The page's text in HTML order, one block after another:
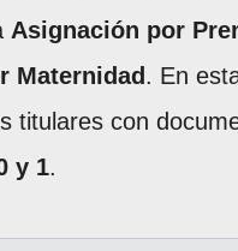
Asignación por
Maternidad. En
titulares con
y 1.